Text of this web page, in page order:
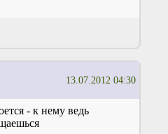
13.07.2012 04:30
- к нему ведь